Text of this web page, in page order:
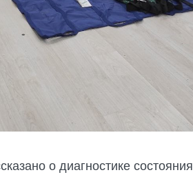
о диагностике состояния